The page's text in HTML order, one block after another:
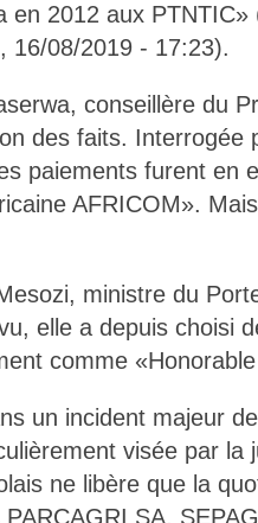
en 2012 aux PTNTIC»
16/08/2019 - 17:23).
conseillère du
des faits. Interrogée
paiements furent en
AFRICOM».
ministre du
elle a depuis choisi
comme
un incident majeur
visée par la
ne libère que la
SA,